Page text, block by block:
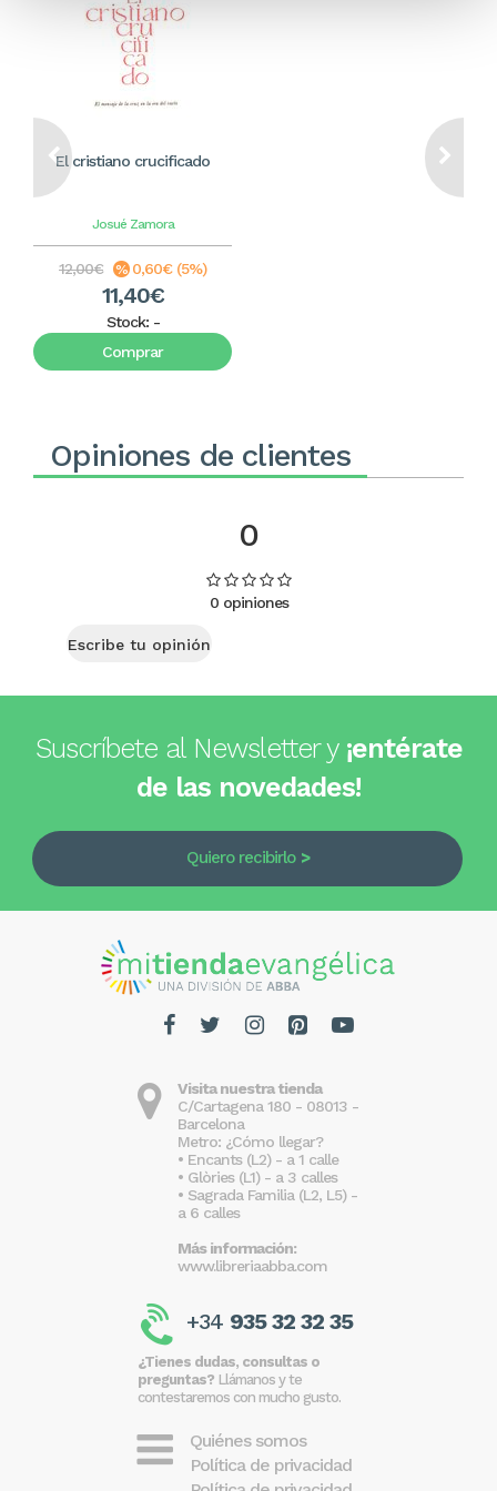
El cristiano crucificado
Josué Zamora
12,00€ 0,60€ (5%)
11,40€
Stock: -
Comprar
Opiniones de clientes
0
0 opiniones
Escribe tu opinión
Suscríbete al Newsletter y ¡entérate
de las novedades!
Quiero recibirlo
Visita nuestra tienda
C/Cartagena 180 - 08013 -
Barcelona
Metro: ¿Cómo llegar?
• Encants (L2) - a 1 calle
• Glòries (L1) - a 3 calles
• Sagrada Familia (L2, L5) -
a 6 calles
Más información:
www.libreriaabba.com
+34 935 32 32 35
¿Tienes dudas, consultas o
preguntas? Llámanos y te
contestaremos con mucho gusto.
Quiénes somos
Política de privacidad